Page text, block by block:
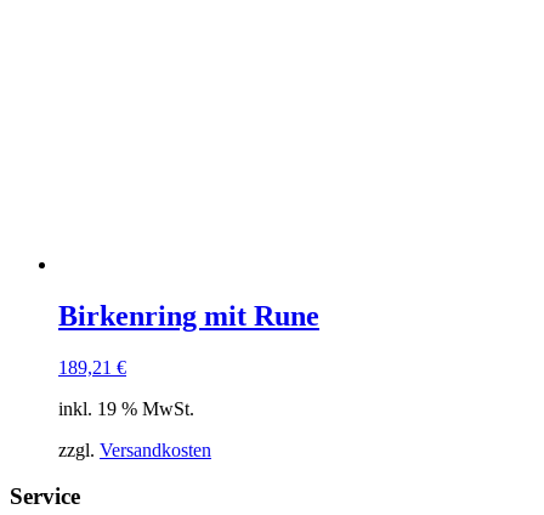
Birkenring mit Rune
189,21 €
inkl. 19 % MwSt.
zzgl. Versandkosten
Service